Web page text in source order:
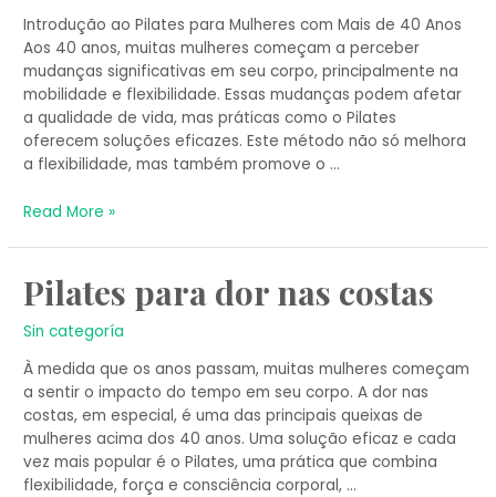
Introdução ao Pilates para Mulheres com Mais de 40 Anos
Aos 40 anos, muitas mulheres começam a perceber
mudanças significativas em seu corpo, principalmente na
mobilidade e flexibilidade. Essas mudanças podem afetar
a qualidade de vida, mas práticas como o Pilates
oferecem soluções eficazes. Este método não só melhora
a flexibilidade, mas também promove o …
Read More »
Pilates para dor nas costas
Sin categoría
À medida que os anos passam, muitas mulheres começam
a sentir o impacto do tempo em seu corpo. A dor nas
costas, em especial, é uma das principais queixas de
mulheres acima dos 40 anos. Uma solução eficaz e cada
vez mais popular é o Pilates, uma prática que combina
flexibilidade, força e consciência corporal, …
Pilates
para
dor
costas